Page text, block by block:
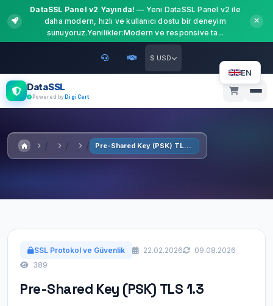
DataSSL Panel v2 Yayında! — Yeni DataSSL Panel v2 ile
daha modern, hızlı ve kullanıcı dostu bir deneyim
sunuyoruz.Yenilikler:Modern ve responsive ta...
$ USD
DataSSL
Powered by DigiCert
EN
Pre-Shared Key (PSK) TLS 1.3
SSL Protokol ve Güvenlik 22.02.2026
09.08.2026
389
Pre-Shared Key (PSK) TLS 1.3